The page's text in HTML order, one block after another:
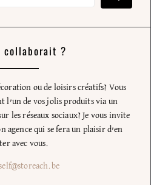
collaborait ?
ou de loisirs créatifs? Vous
l’un de vos jolis produits via un
les réseaux sociaux? Je vous invite
agence qui se fera un plaisir d’en
avec vous.